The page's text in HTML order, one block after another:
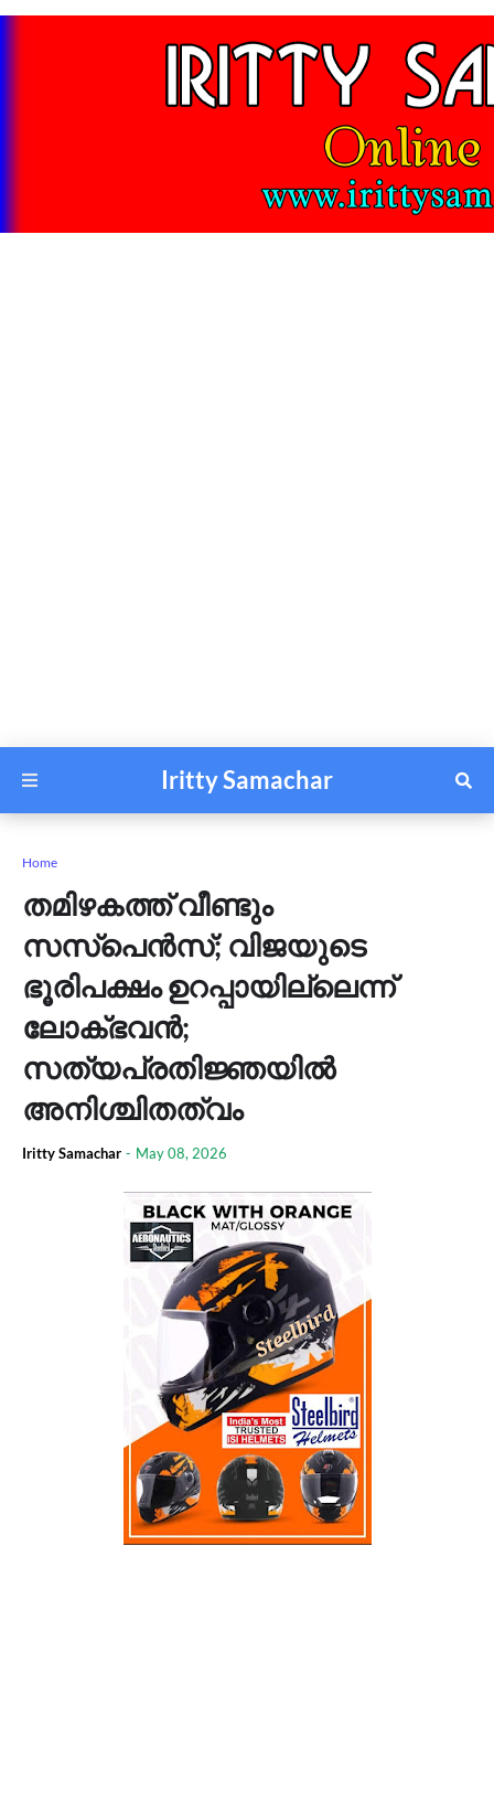
Iritty Samachar
Home
തമിഴകത്ത് വീണ്ടും
സസ്പെൻസ്; വിജയുടെ
ഭൂരിപക്ഷം ഉറപ്പായില്ലെന്ന്
ലോക്ഭവൻ;
സത്യപ്രതിജ്ഞയിൽ
അനിശ്ചിതത്വം
Iritty Samachar - May 08, 2026